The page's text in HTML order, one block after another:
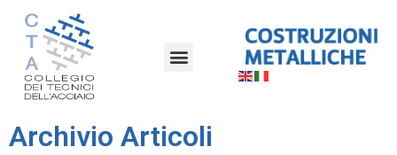
Archivio Articoli